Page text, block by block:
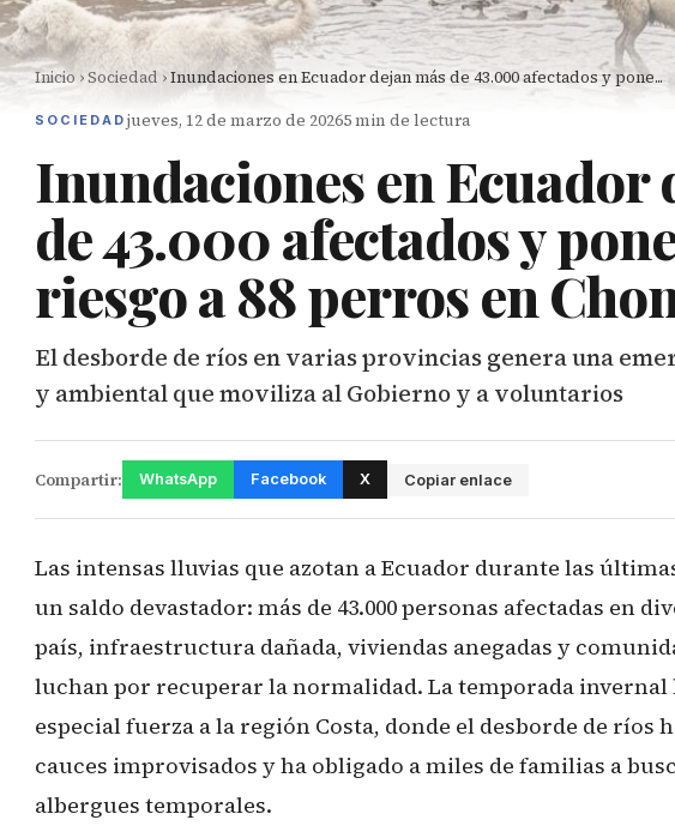
Inicio ›Sociedad ›Inundaciones en Ecuador dejan más de 43.000 afectados y pone...
SOCIEDAD jueves, 12 de marzo de 20265 min de lectura
Inundaciones en Ecuador
de 43.000 afectados y
riesgo a 88 perros en
El desborde de ríos en varias provincias genera una
y ambiental que moviliza al Gobierno y a voluntarios
Compartir: WhatsApp Facebook X Copiar enlace
Las intensas lluvias que azotan a Ecuador durante las
un saldo devastador: más de 43.000 personas afectadas en
país, infraestructura dañada, viviendas anegadas y
luchan por recuperar la normalidad. La temporada invernal
especial fuerza a la región Costa, donde el desborde de ríos
cauces improvisados y ha obligado a miles de familias a
albergues temporales.